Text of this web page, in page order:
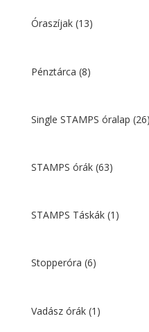
Óraszíjak (13)
Pénztárca (8)
Single STAMPS óralap (26)
STAMPS órák (63)
STAMPS Táskák (1)
Stopperóra (6)
Vadász órák (1)